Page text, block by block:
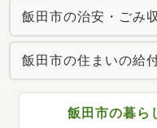
飯田市の治安・ごみ
飯田市の住まいの給
飯田市の暮ら